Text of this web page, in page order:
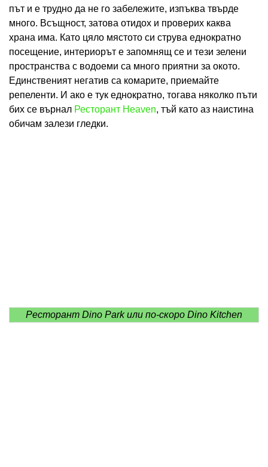
път и е трудно да не го забележите, изпъква твърде
много. Всъщност, затова отидох и проверих каква
храна има. Като цяло мястото си струва еднократно
посещение, интериорът е запомнящ се и тези зелени
пространства с водоеми са много приятни за окото.
Единственият негатив са комарите, приемайте
репеленти. И ако е тук еднократно, тогава няколко пъти
бих се върнал Ресторант Heaven, тъй като аз наистина
обичам залези гледки.
Ресторант Dino Park или по-скоро Dino Kitchen